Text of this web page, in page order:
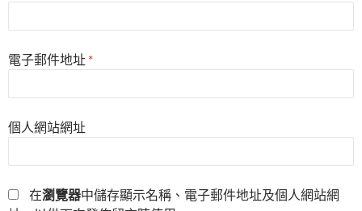
電子郵件地址 *
個人網站網址
在瀏覽器中儲存顯示名稱、電子郵件地址及個人網站網